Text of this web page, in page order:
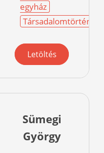
egyház
Társadalomtörténet
Letöltés
Sümegi
György